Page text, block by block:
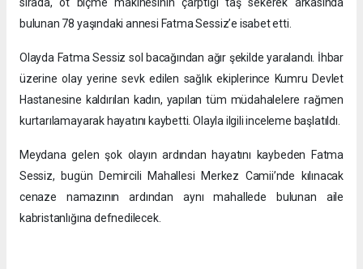
bulunan 78 yaşındaki annesi Fatma Sessiz’e isabet etti.
Olayda Fatma Sessiz sol bacağından ağır şekilde yaralandı. İhbar
üzerine olay yerine sevk edilen sağlık ekiplerince Kumru Devlet
Hastanesine kaldırılan kadın, yapılan tüm müdahalelere rağmen
kurtarılamayarak hayatını kaybetti. Olayla ilgili inceleme başlatıldı.
Meydana gelen şok olayın ardından hayatını kaybeden Fatma
Sessiz, bugün Demircili Mahallesi Merkez Camii’nde kılınacak
cenaze namazının ardından aynı mahallede bulunan aile
kabristanlığına defnedilecek.